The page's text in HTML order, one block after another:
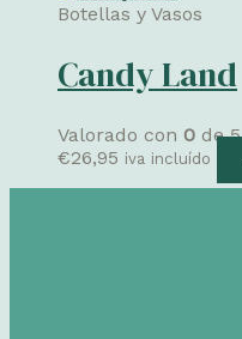
Botellas y Vasos
Candy Land
Valorado con 0 de 5
€26,95 iva incluído